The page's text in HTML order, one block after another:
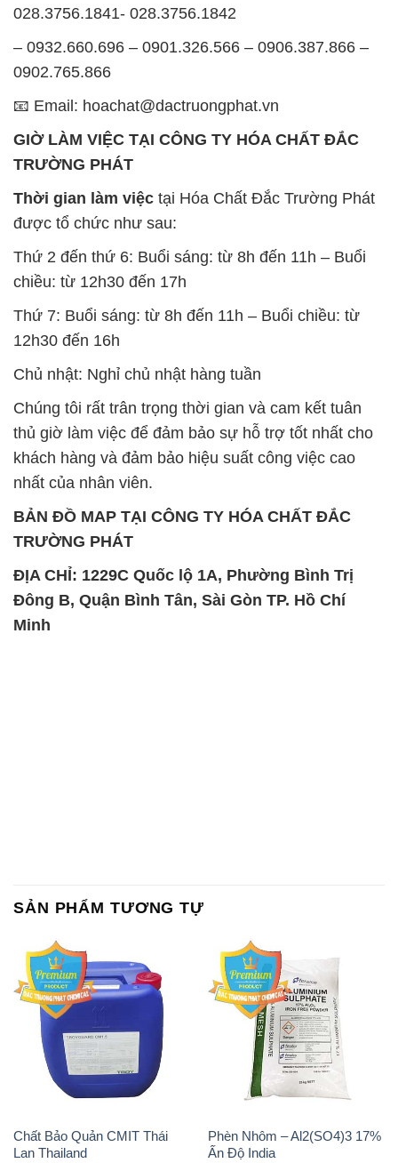
028.3756.1841- 028.3756.1842
– 0932.660.696 – 0901.326.566 – 0906.387.866 –
0902.765.866
📧 Email: hoachat@dactruongphat.vn
GIỜ LÀM VIỆC TẠI CÔNG TY HÓA CHẤT ĐẮC
TRƯỜNG PHÁT
Thời gian làm việc tại Hóa Chất Đắc Trường Phát
được tổ chức như sau:
Thứ 2 đến thứ 6: Buổi sáng: từ 8h đến 11h – Buổi
chiều: từ 12h30 đến 17h
Thứ 7: Buổi sáng: từ 8h đến 11h – Buổi chiều: từ
12h30 đến 16h
Chủ nhật: Nghỉ chủ nhật hàng tuần
Chúng tôi rất trân trọng thời gian và cam kết tuân
thủ giờ làm việc để đảm bảo sự hỗ trợ tốt nhất cho
khách hàng và đảm bảo hiệu suất công việc cao
nhất của nhân viên.
BẢN ĐỒ MAP TẠI CÔNG TY HÓA CHẤT ĐẮC
TRƯỜNG PHÁT
ĐỊA CHỈ: 1229C Quốc lộ 1A, Phường Bình Trị
Đông B, Quận Bình Tân, Sài Gòn TP. Hồ Chí
Minh
SẢN PHẨM TƯƠNG TỰ
Chất Bảo Quản CMIT Thái
Lan Thailand
Phèn Nhôm – Al2(SO4)3 17%
Ấn Độ India